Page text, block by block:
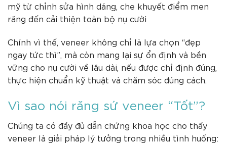
mỹ từ chỉnh sửa hình dáng, che khuyết điểm men
răng đến cải thiện toàn bộ nụ cười
Chính vì thế, veneer không chỉ là lựa chọn “đẹp
ngay tức thì”, mà còn mang lại sự ổn định và bền
vững cho nụ cười về lâu dài, nếu được chỉ định đúng,
thực hiện chuẩn kỹ thuật và chăm sóc đúng cách.
Vì sao nói răng sứ veneer “Tốt”?
Chúng ta có đầy đủ dẫn chứng khoa học cho thấy
veneer là giải pháp lý tưởng trong nhiều tình huống: